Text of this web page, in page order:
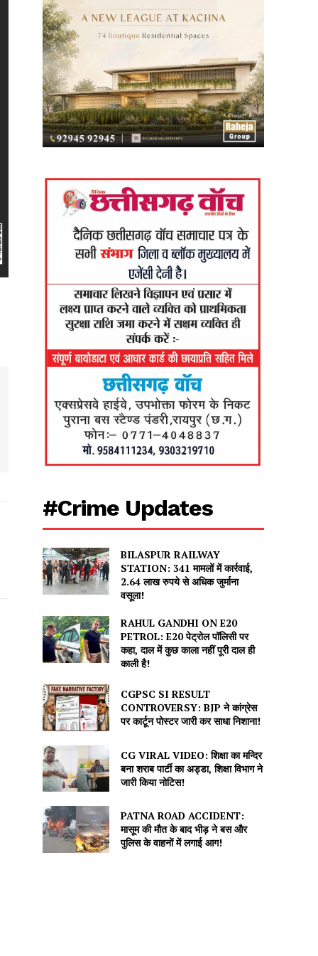
#Crime Updates
BILASPUR RAILWAY
STATION: 341 मामलों में कार्रवाई,
2.64 लाख रुपये से अधिक जुर्माना
वसूला!
RAHUL GANDHI ON E20
PETROL: E20 पेट्रोल पॉलिसी पर
कहा, दाल में कुछ काला नहीं पूरी दाल ही
काली है!
CGPSC SI RESULT
CONTROVERSY: BJP ने कांग्रेस
पर कार्टून पोस्टर जारी कर साधा निशाना!
CG VIRAL VIDEO: शिक्षा का मन्दिर
बना शराब पार्टी का अड्डा, शिक्षा विभाग ने
जारी किया नोटिस!
PATNA ROAD ACCIDENT:
मासूम की मौत के बाद भीड़ ने बस और
पुलिस के वाहनों में लगाई आग!